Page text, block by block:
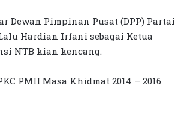
Dewan Pimpinan Pusat (DPP) Partai
Hardian Irfani sebagai Ketua
NTB kian kencang.
PMII Masa Khidmat 2014 – 2016